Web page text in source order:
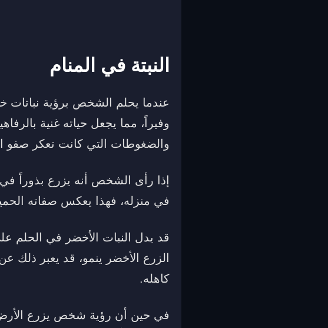
النبتة في المنام
عندما يحلم الشخص برؤية نباتات
وفيراً، مما يجعل حياته غنية
والضغوطات التي كانت تعكر صفو
إذا رأى الشخص أنه يزرع بذوراً
في منزله، فهذا يعكس صفاته
قد يدل النبات الأخضر في الحلم
الزرع الأخضر ينمو، قد يعبر ذلك
كاهله.
في حين أن رؤية شخص يزرع